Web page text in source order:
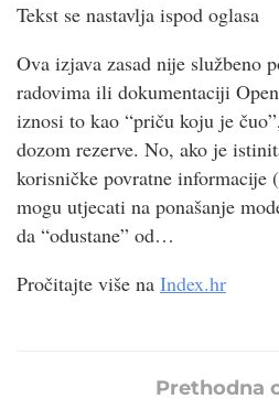
Tekst se nastavlja ispod oglasa
Ova izjava zasad nije službeno
radovima ili dokumentaciji
iznosi to kao “priču koju je
dozom rezerve. No, ako je
korisničke povratne informacije
mogu utjecati na ponašanje
da “odustane” od…
Pročitajte više na Index.hr
Prethodna